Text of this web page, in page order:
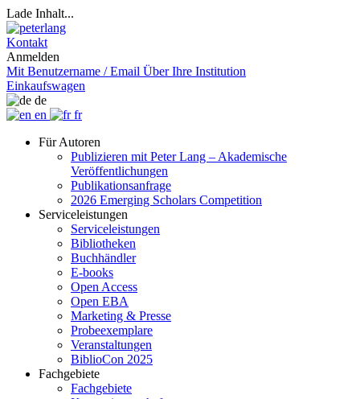
Lade Inhalt...
Kontakt
Anmelden
Mit Benutzername / Email Über Ihre Institution
Einkaufswagen
de
en
fr
Für Autoren
Publizieren mit Peter Lang – Akademische
Veröffentlichungen
Publikationsanfrage
2026 Emerging Scholars Competition
Serviceleistungen
Serviceleistungen
Bibliotheken
Buchhändler
E-books
Open Access
Open EBA
Marketing & Presse
Probeexemplare
Veranstaltungen
BiblioCon 2025
Fachgebiete
Fachgebiete